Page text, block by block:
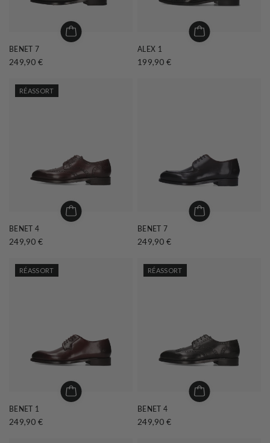
BENET 7
249,90 €
ALEX 1
199,90 €
RÉASSORT
BENET 4
249,90 €
BENET 7
249,90 €
RÉASSORT
BENET 1
249,90 €
RÉASSORT
BENET 4
249,90 €